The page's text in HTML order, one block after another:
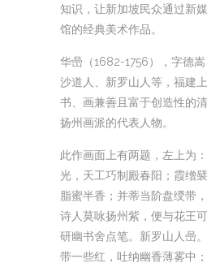
知识，让新加坡民众通过新
馆的经典美术作品。
华喦（1682-1756），字德
沙道人、新罗山人等，福建
书、画兼善且富于创造性的
扬州画派的代表人物。
此作画面上有两题，左上为
光，天工巧制殿春阳；霞缯
脂蜜半香；并蒂当阶盘绶带
诗人莫咏扬州紫，便与花王
研幽书舍点笔。新罗山人喦
带一些红，吐纳幽香薄雾中